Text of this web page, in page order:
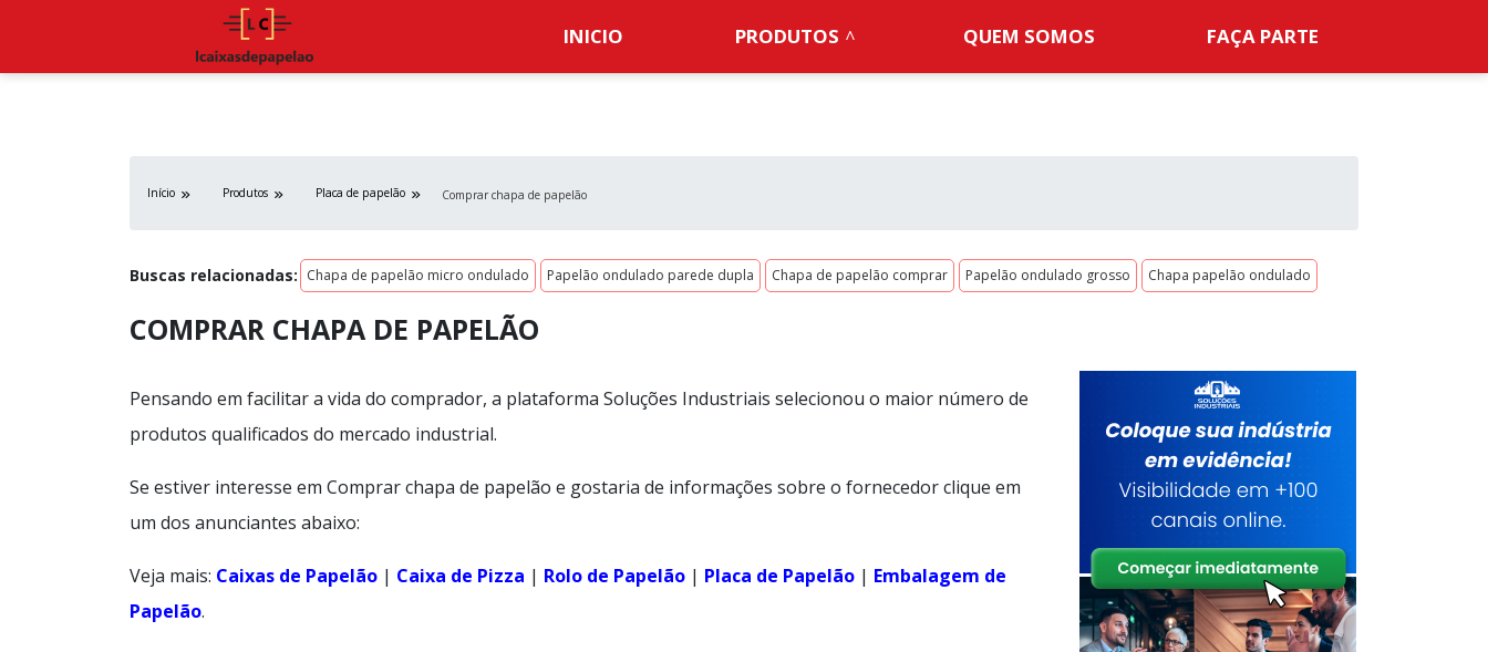
INICIO PRODUTOS QUEM SOMOS FAÇA PARTE
Início Produtos Placa de papelão Comprar chapa de papelão
Buscas relacionadas: Chapa de papelão micro ondulado Papelão ondulado parede dupla Chapa de papelão comprar Papelão ondulado grosso Chapa papelão ondulado
COMPRAR CHAPA DE PAPELÃO
Pensando em facilitar a vida do comprador, a plataforma Soluções Industriais selecionou o maior número de
produtos qualificados do mercado industrial.
Se estiver interesse em Comprar chapa de papelão e gostaria de informações sobre o fornecedor clique em
um dos anunciantes abaixo:
Veja mais: Caixas de Papelão | Caixa de Pizza | Rolo de Papelão | Placa de Papelão | Embalagem de
Papelão.